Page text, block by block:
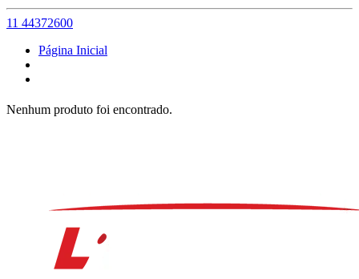
11 44372600
Página Inicial
Nenhum produto foi encontrado.